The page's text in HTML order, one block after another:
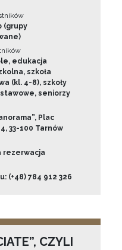
(grupy
edukacja
szkoła
(kl. 4-8), szkoły
seniorzy
Plac
33-100 Tarnów
rezerwacja
(+48) 784 912 326
CZYLI